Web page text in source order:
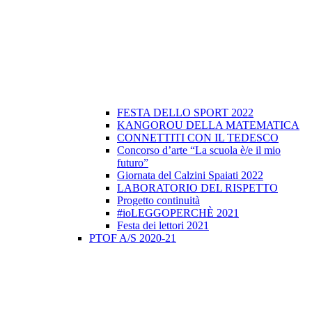
FESTA DELLO SPORT 2022
KANGOROU DELLA MATEMATICA
CONNETTITI CON IL TEDESCO
Concorso d’arte “La scuola è/e il mio
futuro”
Giornata del Calzini Spaiati 2022
LABORATORIO DEL RISPETTO
Progetto continuità
#ioLEGGOPERCHÈ 2021
Festa dei lettori 2021
PTOF A/S 2020-21